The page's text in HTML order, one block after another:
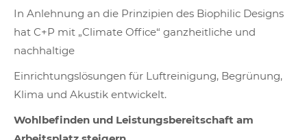
In Anlehnung an die Prinzipien des Biophilic Designs
hat C+P mit „Climate Office“ ganzheitliche und
nachhaltige
Einrichtungslösungen für Luftreinigung, Begrünung,
Klima und Akustik entwickelt.
Wohlbefinden und Leistungsbereitschaft am